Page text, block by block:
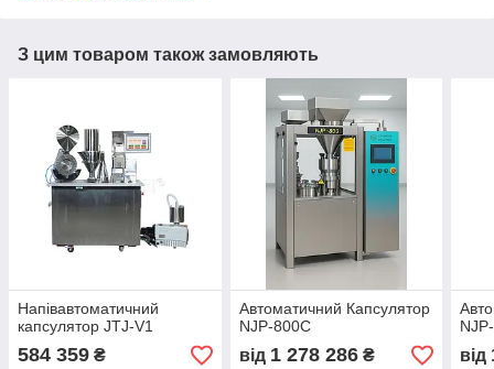
З цим товаром також замовляють
Напівавтоматичний
капсулятор JTJ-V1
584 359 ₴
Автоматичний Капсулятор
NJP-800C
від 1 278 286₴ від